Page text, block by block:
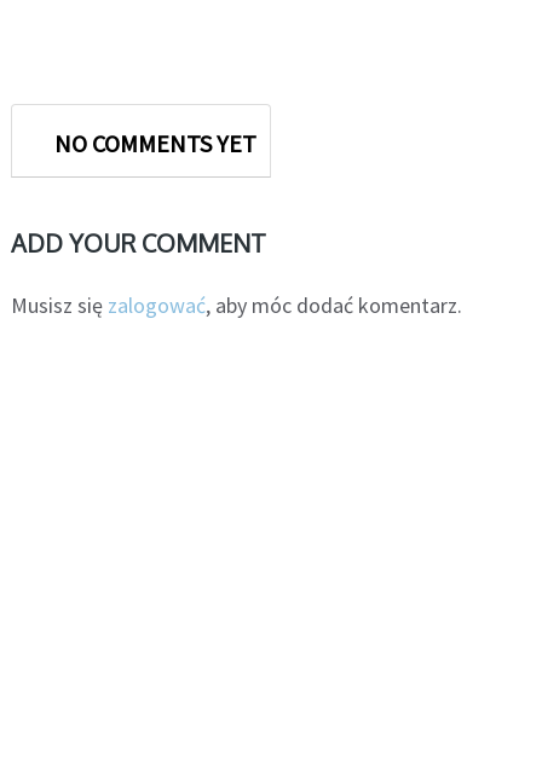
NO COMMENTS YET
ADD YOUR COMMENT
Musisz się zalogować, aby móc dodać komentarz.